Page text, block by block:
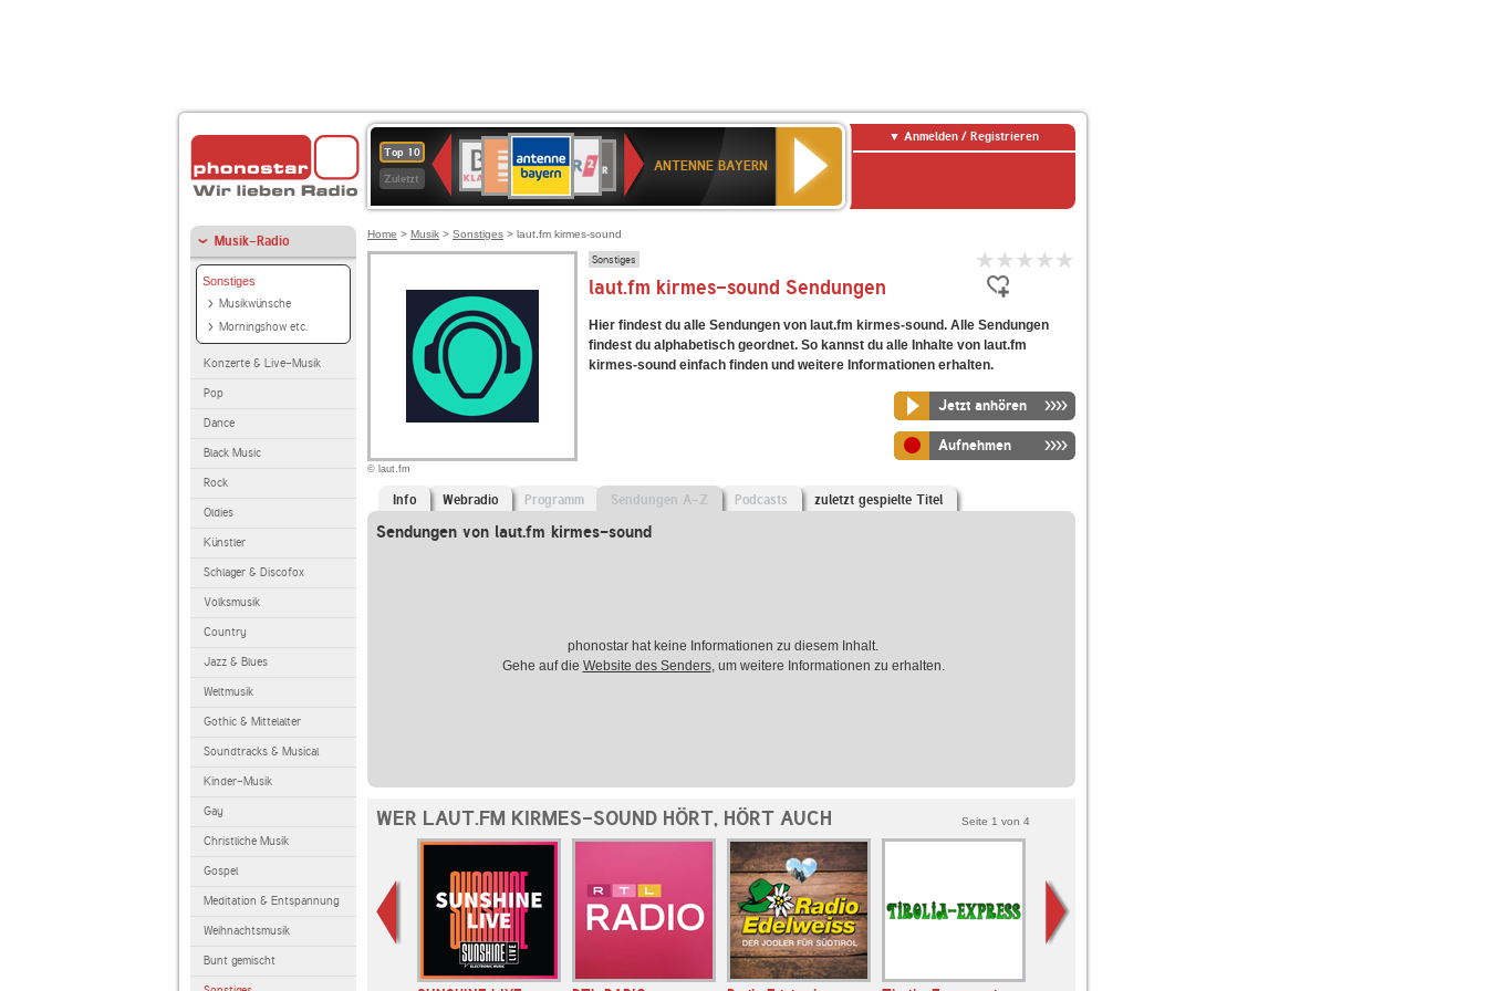
Top 10
Zuletzt
Deutschlandfunk
80er
90er
OLDIE
ANTENNE
SWR3
WDR
4
BR-
KLASSIK
Deutschlandfunk
KulturBAYERN
2
SWR
Kultur
NDR
2
ANTENNE BAYERN
Anmelden / Registrieren
Musik-Radio
Sonstiges
Musikwünsche
Morningshow etc.
Konzerte & Live-Musik
Pop
Dance
Black Music
Rock
Oldies
Künstler
Schlager & Discofox
Volksmusik
Country
Jazz & Blues
Weltmusik
Gothic & Mittelalter
Soundtracks & Musical
Kinder-Musik
Gay
Christliche Musik
Gospel
Meditation & Entspannung
Weihnachtsmusik
Bunt gemischt
Home > Musik > Sonstiges > laut.fm kirmes-sound
© laut.fm
Sonstiges
laut.fm kirmes-sound Sendungen
Hier findest du alle Sendungen von laut.fm kirmes-sound. Alle Sendungen
findest du alphabetisch geordnet. So kannst du alle Inhalte von laut.fm
kirmes-sound einfach finden und weitere Informationen erhalten.
Jetzt anhören
Aufnehmen
Info Webradio Programm Sendungen A-Z Podcasts zuletzt gespielte Titel
Sendungen von laut.fm kirmes-sound
phonostar hat keine Informationen zu diesem Inhalt.
Gehe auf die Website des Senders, um weitere Informationen zu erhalten.
WER LAUT.FM KIRMES-SOUND HÖRT, HÖRT AUCH Seite 1 von 4